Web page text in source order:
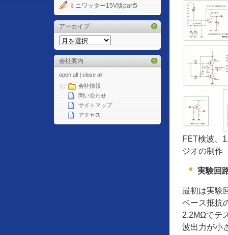
ミニワッター15V版part5
アーカイブ
会社案内
open all | close all
会社情報
問い合わせ
サイトマップ
アクセス
FET検波、
ジオの制作
実験回
最初は実験
ベース抵抗
2.2MΩでテ
波出力が小